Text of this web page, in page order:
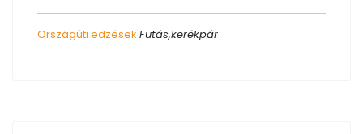
Országúti edzések Futás,kerékpár